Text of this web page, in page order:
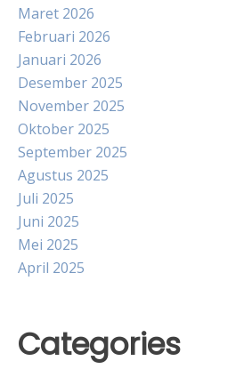
Maret 2026
Februari 2026
Januari 2026
Desember 2025
November 2025
Oktober 2025
September 2025
Agustus 2025
Juli 2025
Juni 2025
Mei 2025
April 2025
Categories